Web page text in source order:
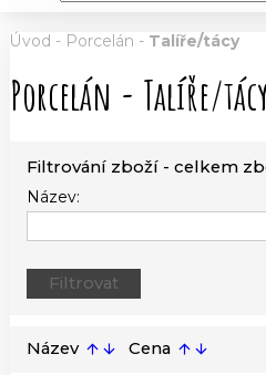
Úvod - Porcelán - Talíře/tácy
Porcelán - Talíře/tácy
Filtrování zboží - celkem
Název:
Název arrow_upward arrow_downward Cena arrow_upward arrow_downward